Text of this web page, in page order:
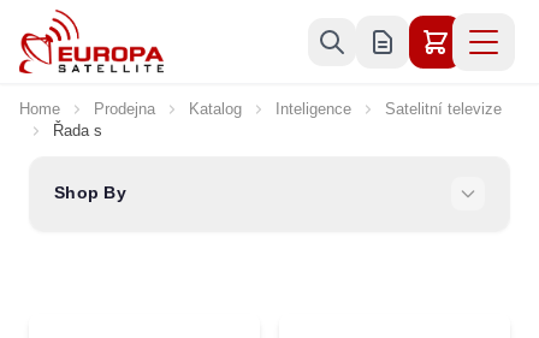
Skip to Content
Home Prodejna Katalog Inteligence
Satelitní televize
Řada s
Shop By